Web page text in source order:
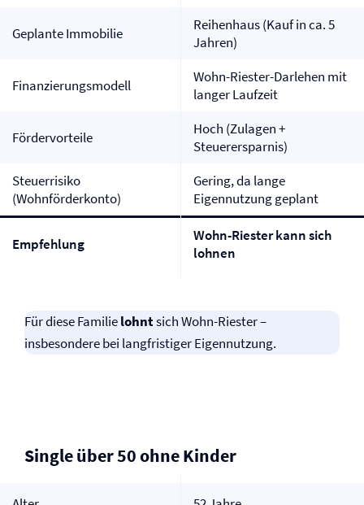
Geplante Immobilie
Reihenhaus (Kauf in ca. 5
Jahren)
Finanzierungsmodell
Wohn-Riester-Darlehen mit
langer Laufzeit
Fördervorteile
Hoch (Zulagen +
Steuerersparnis)
Steuerrisiko
(Wohnförderkonto)
Gering, da lange
Eigennutzung geplant
Empfehlung
Wohn-Riester kann sich
lohnen
Für diese Familielohntsich Wohn-Riester –
insbesondere bei langfristiger Eigennutzung.
Single über 50 ohne Kinder